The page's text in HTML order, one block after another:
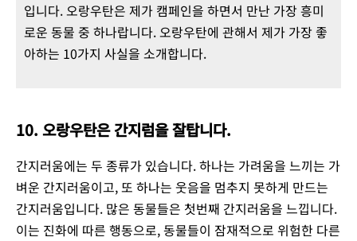
입니다. 오랑우탄은 제가 캠페인을 하면서 만난 가장 흥미
로운 동물 중 하나랍니다. 오랑우탄에 관해서 제가 가장 좋
아하는 10가지 사실을 소개합니다.
10. 오랑우탄은 간지럼을 잘탑니다.
간지러움에는 두 종류가 있습니다. 하나는 가려움을 느끼는 가
벼운 간지러움이고, 또 하나는 웃음을 멈추지 못하게 만드는
간지러움입니다. 많은 동물들은 첫번째 간지러움을 느낍니다.
이는 진화에 따른 행동으로, 동물들이 잠재적으로 위험한 다른